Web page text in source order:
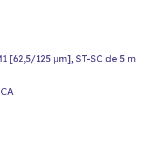
[62,5/125 μm], ST-SC de 5 m